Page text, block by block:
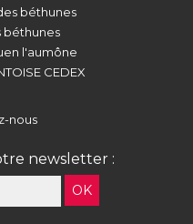
béthunes
béthunes
l'aumône
CEDEX
nous
newsletter :
OK